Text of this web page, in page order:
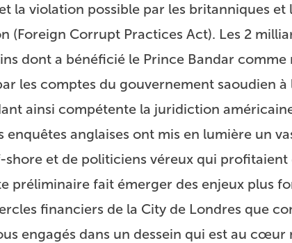
la violation possible par les britanniques et
(Foreign Corrupt Practices Act). Les 2
dont a bénéficié le Prince Bandar
les comptes du gouvernement saoudien à
ainsi compétente la juridiction
enquêtes anglaises ont mis en lumière un
et de politiciens véreux qui profitaient
préliminaire fait émerger des enjeux plus
financiers de la City de Londres que
engagés dans un dessein qui est au